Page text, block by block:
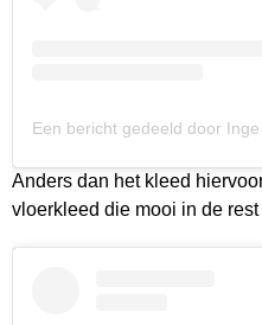
Een bericht gedeeld door
Anders dan het kleed
vloerkleed die mooi in de